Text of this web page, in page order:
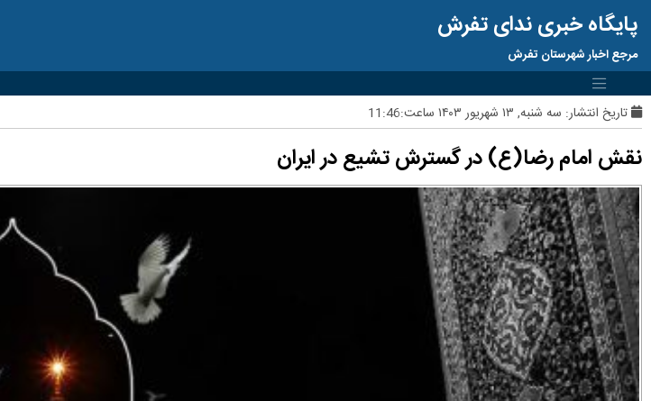
پایگاه خبری ندای تفرش
مرجع اخبار شهرستان تفرش
تاریخ انتشار: سه شنبه, ۱۳ شهریور ۱۴۰۳ ساعت:11:46
نقش امام رضا(ع) در گسترش تشیع در ایران